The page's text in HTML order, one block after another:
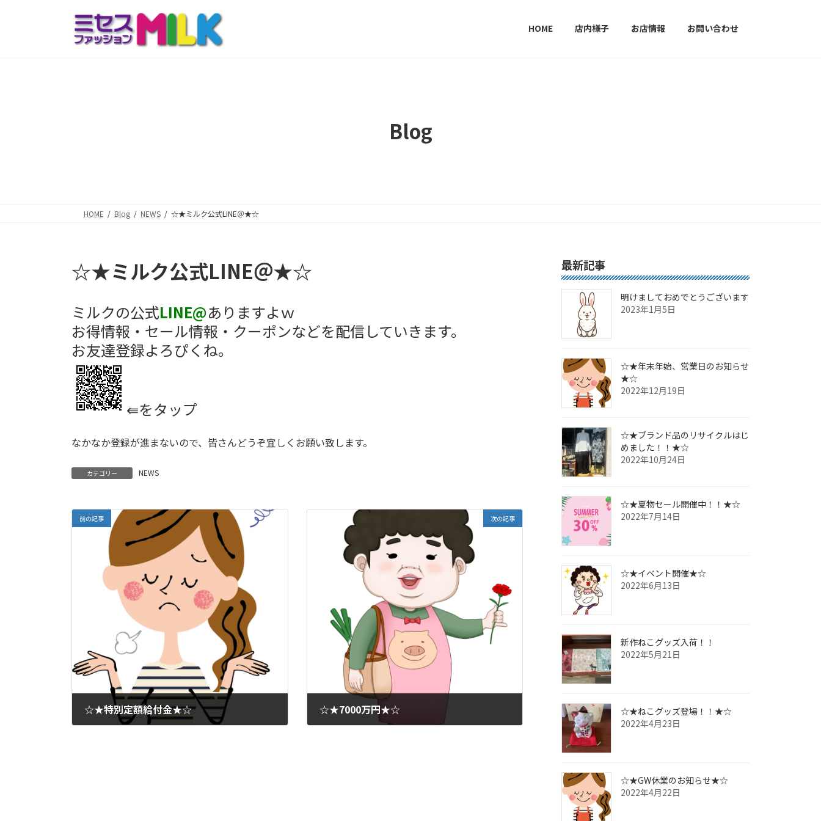
HOME 店内様子 お店情報 お問い合わせ
Blog
HOME Blog NEWS ☆★ミルク公式LINE＠★☆
☆★ミルク公式LINE＠★☆
ミルクの公式LINE@ありますよｗ
お得情報・セール情報・クーポンなどを配信していきます。
お友達登録よろぴくね。
⇚をタップ
なかなか登録が進まないので、皆さんどうぞ宜しくお願い致します。
カテゴリー NEWS
前の記事
☆★特別定額給付金★☆
次の記事
☆★7000万円★☆
最新記事
明けましておめでとうございます
2023年1月5日
☆★年末年始、営業日のお知らせ
★☆
2022年12月19日
☆★ブランド品のリサイクルはじ
めました！！★☆
2022年10月24日
☆★夏物セール開催中！！★☆
2022年7月14日
☆★イベント開催★☆
2022年6月13日
新作ねこグッズ入荷！！
2022年5月21日
☆★ねこグッズ登場！！★☆
2022年4月23日
☆★GW休業のお知らせ★☆
2022年4月22日